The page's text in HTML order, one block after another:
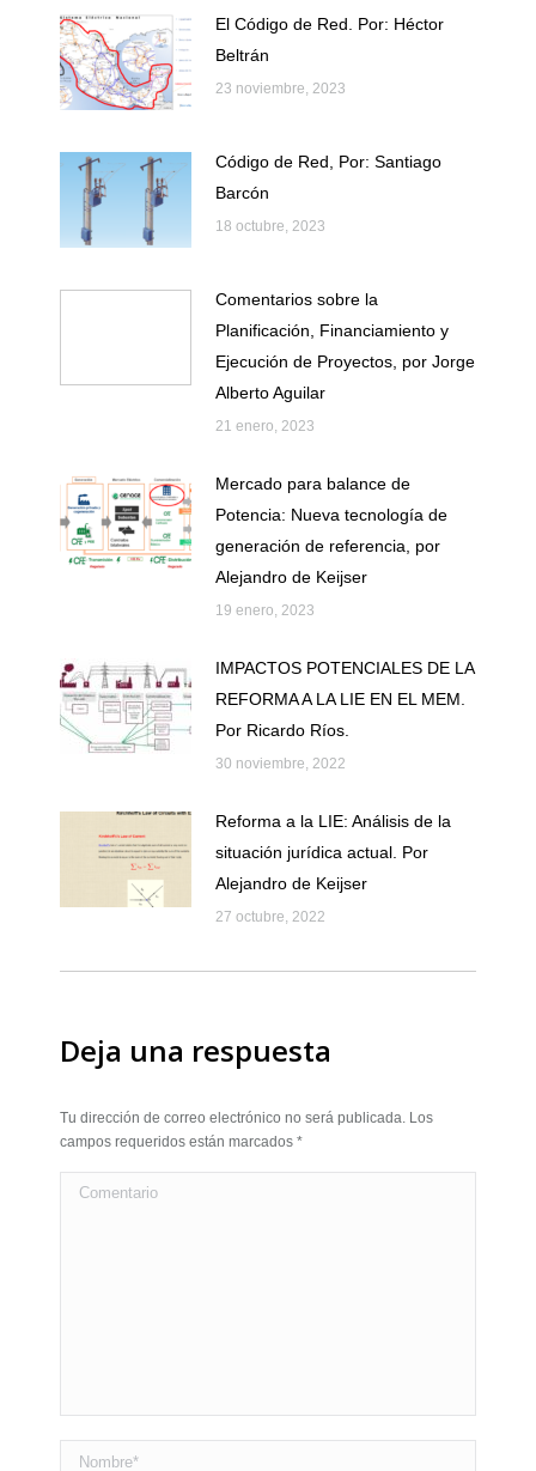
El Código de Red. Por: Héctor
Beltrán
23 noviembre, 2023
Código de Red, Por: Santiago
Barcón
18 octubre, 2023
Comentarios sobre la
Planificación, Financiamiento y
Ejecución de Proyectos, por Jorge
Alberto Aguilar
21 enero, 2023
Mercado para balance de
Potencia: Nueva tecnología de
generación de referencia, por
Alejandro de Keijser
19 enero, 2023
IMPACTOS POTENCIALES DE LA
REFORMA A LA LIE EN EL MEM.
Por Ricardo Ríos.
30 noviembre, 2022
Reforma a la LIE: Análisis de la
situación jurídica actual. Por
Alejandro de Keijser
27 octubre, 2022
Deja una respuesta
Tu dirección de correo electrónico no será publicada. Los
campos requeridos están marcados *
Comentario
Nombre *